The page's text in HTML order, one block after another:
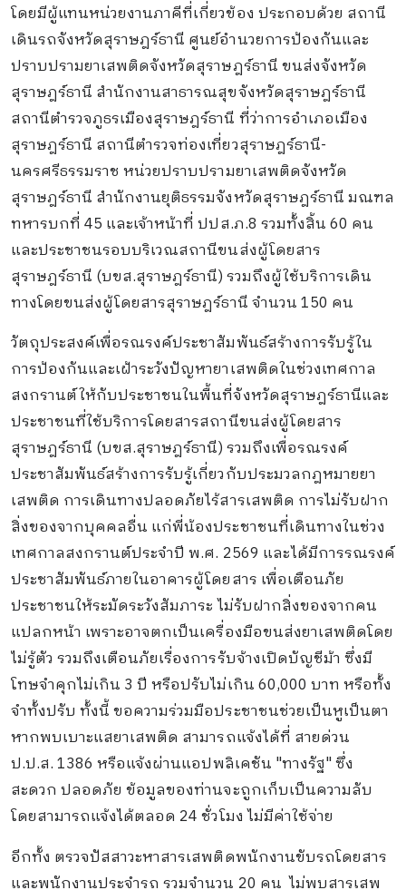
โดยมีผู้แทนหน่วยงานภาคีที่เกี่ยวข้อง ประกอบด้วย สถานี
เดินรถจังหวัดสุราษฎร์ธานี ศูนย์อำนวยการป้องกันและ
ปราบปรามยาเสพติดจังหวัดสุราษฎร์ธานี ขนส่งจังหวัด
สุราษฎร์ธานี สำนักงานสาธารณสุขจังหวัดสุราษฎร์ธานี
สถานีตำรวจภูธรเมืองสุราษฎร์ธานี ที่ว่าการอำเภอเมือง
สุราษฎร์ธานี สถานีตำรวจท่องเที่ยวสุราษฎร์ธานี-
นครศรีธรรมราช หน่วยปราบปรามยาเสพติดจังหวัด
สุราษฎร์ธานี สำนักงานยุติธรรมจังหวัดสุราษฎร์ธานี มณฑล
ทหารบกที่ 45 และเจ้าหน้าที่ ปปส.ภ.8 รวมทั้งสิ้น 60 คน
และประชาชนรอบบริเวณสถานีขนส่งผู้โดยสาร
สุราษฎร์ธานี (บขส.สุราษฎร์ธานี) รวมถึงผู้ใช้บริการเดิน
ทางโดยขนส่งผู้โดยสารสุราษฎร์ธานี จำนวน 150 คน
วัตถุประสงค์เพื่อรณรงค์ประชาสัมพันธ์สร้างการรับรู้ใน
การป้องกันและเฝ้าระวังปัญหายาเสพติดในช่วงเทศกาล
สงกรานต์ให้กับประชาชนในพื้นที่จังหวัดสุราษฎร์ธานีและ
ประชาชนที่ใช้บริการโดยสารสถานีขนส่งผู้โดยสาร
สุราษฎร์ธานี (บขส.สุราษฎร์ธานี) รวมถึงเพื่อรณรงค์
ประชาสัมพันธ์สร้างการรับรู้เกี่ยวกับประมวลกฎหมายยา
เสพติด การเดินทางปลอดภัยไร้สารเสพติด การไม่รับฝาก
สิ่งของจากบุคคลอื่น แก่พี่น้องประชาชนที่เดินทางในช่วง
เทศกาลสงกรานต์ประจำปี พ.ศ. 2569 และได้มีการรณรงค์
ประชาสัมพันธ์ภายในอาคารผู้โดยสาร เพื่อเตือนภัย
ประชาชนให้ระมัดระวังสัมภาระ ไม่รับฝากสิ่งของจากคน
แปลกหน้า เพราะอาจตกเป็นเครื่องมือขนส่งยาเสพติดโดย
ไม่รู้ตัว รวมถึงเตือนภัยเรื่องการรับจ้างเปิดบัญชีม้า ซึ่งมี
โทษจำคุกไม่เกิน 3 ปี หรือปรับไม่เกิน 60,000 บาท หรือทั้ง
จำทั้งปรับ ทั้งนี้ ขอความร่วมมือประชาชนช่วยเป็นหูเป็นตา
หากพบเบาะแสยาเสพติด สามารถแจ้งได้ที่ สายด่วน
ป.ป.ส. 1386 หรือแจ้งผ่านแอปพลิเคชัน "ทางรัฐ" ซึ่ง
สะดวก ปลอดภัย ข้อมูลของท่านจะถูกเก็บเป็นความลับ
โดยสามารถแจ้งได้ตลอด 24 ชั่วโมง ไม่มีค่าใช้จ่าย
อีกทั้ง ตรวจปัสสาวะหาสารเสพติดพนักงานขับรถโดยสาร
และพนักงานประจำรถ รวมจำนวน 20 คน ไม่พบสารเสพ